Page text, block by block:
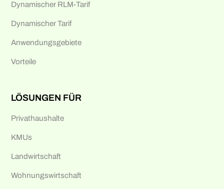
Dynamischer RLM-Tarif
Dynamischer Tarif
Anwendungsgebiete
Vorteile
LÖSUNGEN FÜR
Privathaushalte
KMUs
Landwirtschaft
Wohnungswirtschaft